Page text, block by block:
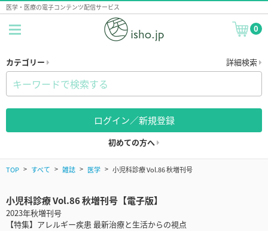
医学・医療の電子コンテンツ配信サービス
0
カテゴリー 詳細検索
ログイン／新規登録
初めての方へ
TOP すべて 雑誌 医学 小児科診療 Vol.86 秋増刊号
小児科診療 Vol.86 秋増刊号【電子版】
2023年秋増刊号
【特集】アレルギー疾患 最新治療と生活からの視点